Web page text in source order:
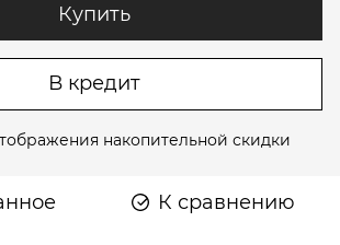
Купить
В кредит
накопительной скидки
К сравнению